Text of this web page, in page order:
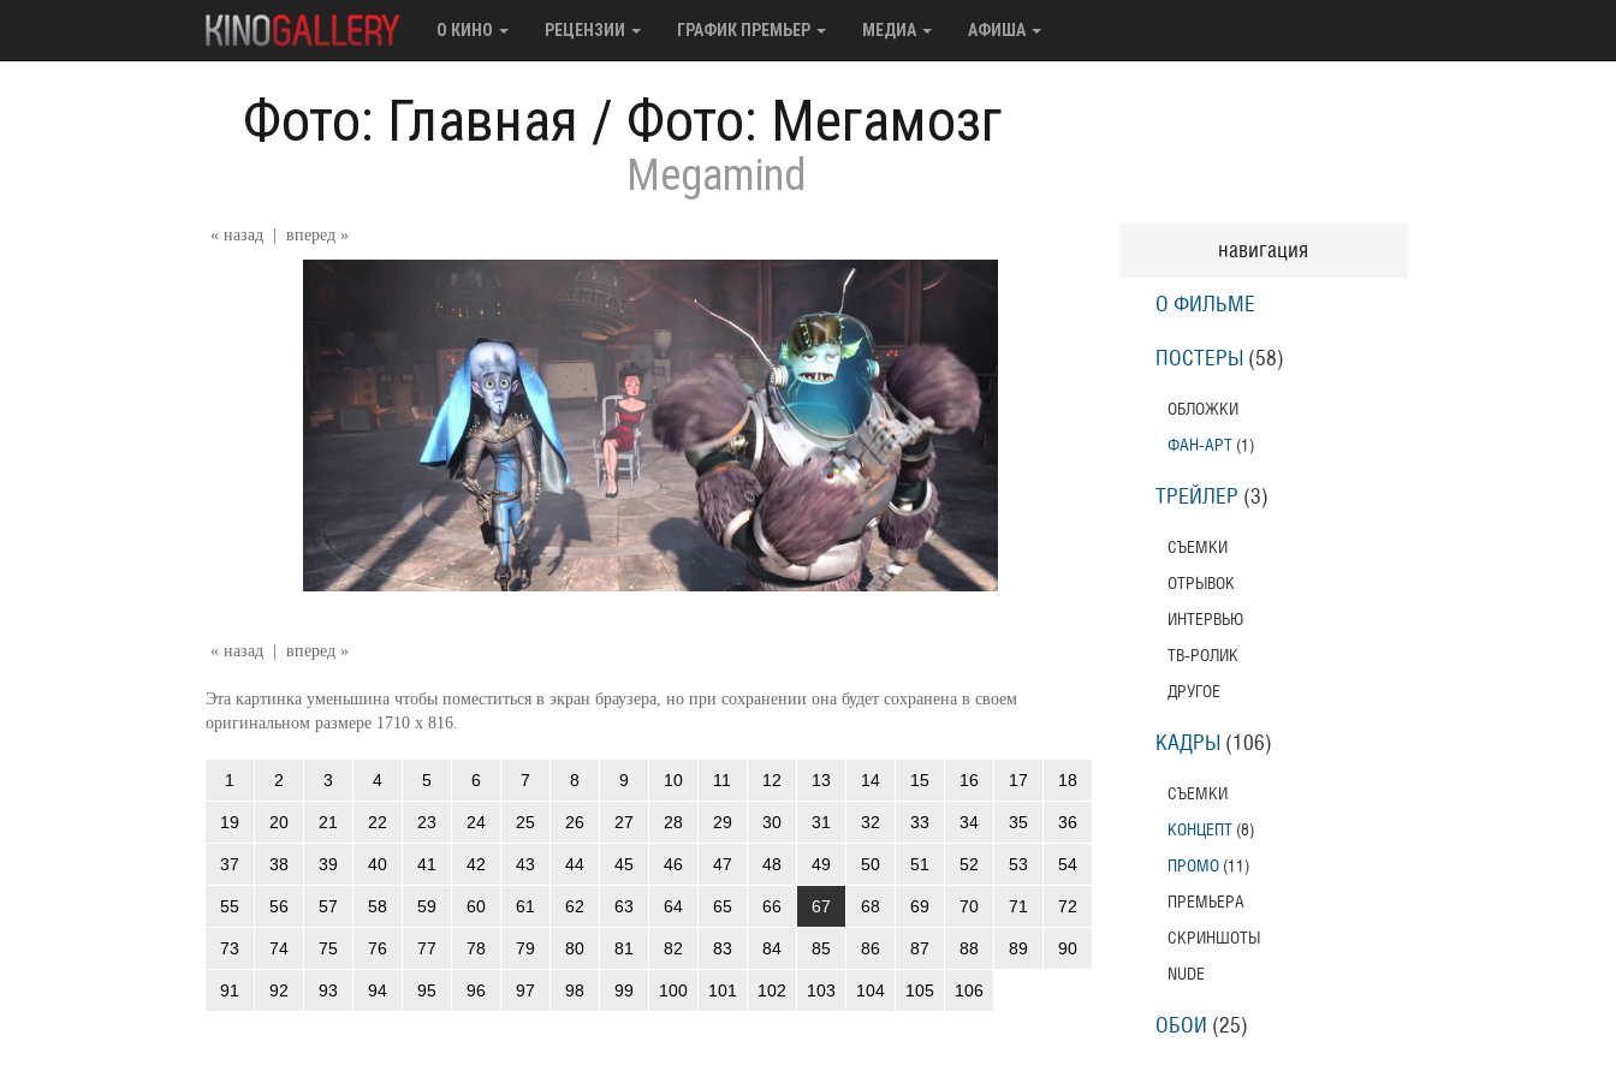
О КИНО РЕЦЕНЗИИ ГРАФИК ПРЕМЬЕР МЕДИА АФИША
Фото: Главная / Фото: Мегамозг
Megamind
« назад вперед »
« назад вперед »
Эта картинка уменьшина чтобы поместиться в экран браузера, но при сохранении она будет сохранена в своем
оригинальном размере 1710 x 816.
1 2 3 4 5 6 7 8 9 10 11 12 13 14 15 16 17 18
19 20 21 22 23 24 25 26 27 28 29 30 31 32 33 34 35 36
37 38 39 40 41 42 43 44 45 46 47 48 49 50 51 52 53 54
55 56 57 58 59 60 61 62 63 64 65 66 67 68 69 70 71 72
73 74 75 76 77 78 79 80 81 82 83 84 85 86 87 88 89 90
91 92 93 94 95 96 97 98 99 100 101 102 103 104 105 106
навигация
О ФИЛЬМЕ
ПОСТЕРЫ (58)
ОБЛОЖКИ
ФАН-АРТ (1)
ТРЕЙЛЕР (3)
СЪЕМКИ
ОТРЫВОК
ИНТЕРВЬЮ
ТВ-РОЛИК
ДРУГОЕ
КАДРЫ (106)
СЪЕМКИ
КОНЦЕПТ (8)
ПРОМО (11)
ПРЕМЬЕРА
СКРИНШОТЫ
NUDE
ОБОИ (25)